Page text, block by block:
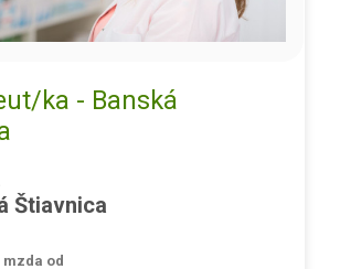
ka - Banská
Štiavnica
od